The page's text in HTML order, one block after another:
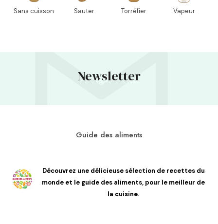
Sans cuisson Sauter Torréfier Vapeur
Newsletter
Guide des aliments
Découvrez une délicieuse sélection de recettes du
monde et le guide des aliments, pour le meilleur de
la cuisine.